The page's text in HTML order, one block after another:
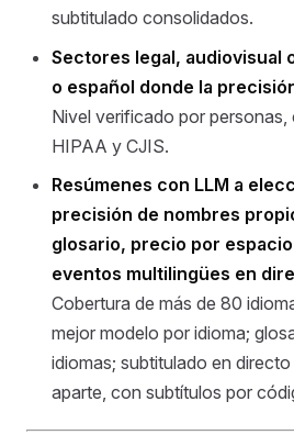
subtitulado consolidados.
Sectores legal, audiovisual
o español donde la
Nivel verificado por personas,
HIPAA y CJIS.
Resúmenes con LLM a
precisión de nombres
glosario, precio por
eventos multilingües en
Cobertura de más de 80
mejor modelo por idioma;
idiomas; subtitulado en
aparte, con subtítulos por